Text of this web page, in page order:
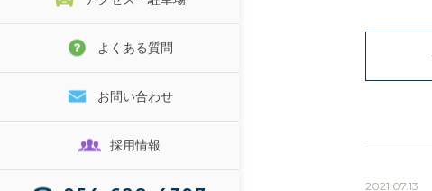
よくある質問
お問い合わせ
採用情報
2021.07.13